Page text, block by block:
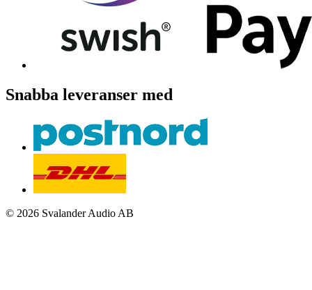
Snabba leveranser med
© 2026 Svalander Audio AB